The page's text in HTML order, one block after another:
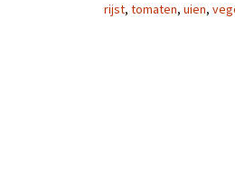
rijst, tomaten, uien,